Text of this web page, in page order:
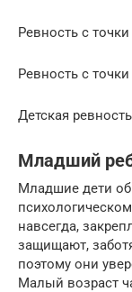
Ревность с
Ревность с
Детская ревность
Младший
Младшие дети
навсегда,
защищают,
поэтому они
Малый возраст